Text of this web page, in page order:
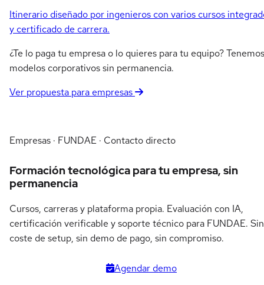
Itinerario diseñado por ingenieros con varios cursos
y certificado de carrera.
¿Te lo paga tu empresa o lo quieres para tu equipo? Tenemos
modelos corporativos sin permanencia.
Ver propuesta para empresas
Empresas · FUNDAE · Contacto directo
Formación tecnológica para tu empresa, sin
permanencia
Cursos, carreras y plataforma propia. Evaluación con IA,
certificación verificable y soporte técnico para FUNDAE. Sin
coste de setup, sin demo de pago, sin compromiso.
Agendar demo